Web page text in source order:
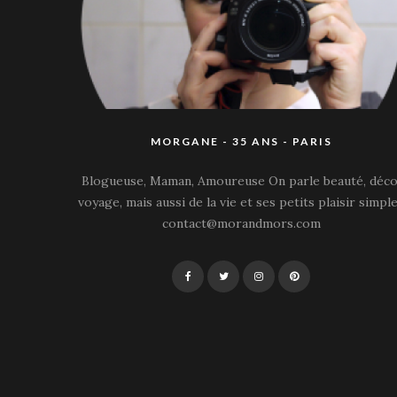
MORGANE - 35 ANS - PARIS
Blogueuse, Maman, Amoureuse On parle beauté,
voyage, mais aussi de la vie et ses petits plaisir
contact@morandmors.com